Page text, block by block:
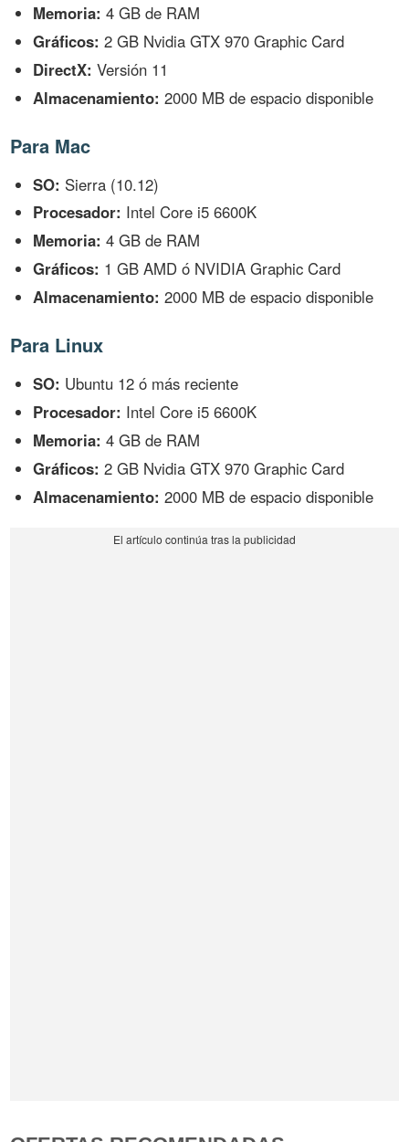
Memoria: 4 GB de RAM
Gráficos: 2 GB Nvidia GTX 970 Graphic Card
DirectX: Versión 11
Almacenamiento: 2000 MB de espacio disponible
Para Mac
SO: Sierra (10.12)
Procesador: Intel Core i5 6600K
Memoria: 4 GB de RAM
Gráficos: 1 GB AMD ó NVIDIA Graphic Card
Almacenamiento: 2000 MB de espacio disponible
Para Linux
SO: Ubuntu 12 ó más reciente
Procesador: Intel Core i5 6600K
Memoria: 4 GB de RAM
Gráficos: 2 GB Nvidia GTX 970 Graphic Card
Almacenamiento: 2000 MB de espacio disponible